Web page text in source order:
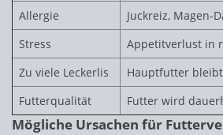
Allergie
Juckreiz, Magen-
Stress
Appetitverlust in
Zu viele Leckerlis
Hauptfutter
Futterqualität
Futter wird
Mögliche Ursachen für